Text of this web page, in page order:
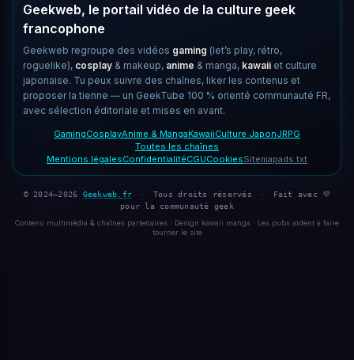
Geekweb, le portail vidéo de la culture geek
francophone
Geekweb regroupe des vidéos gaming (let’s play, rétro,
roguelike), cosplay & makeup, anime & manga, kawaii et culture
japonaise. Tu peux suivre des chaînes, liker les contenus et
proposer la tienne — un GeekTube 100 % orienté communauté FR,
avec sélection éditoriale et mises en avant.
GamingCosplayAnime & MangaKawaiiCulture JaponJRPG
Toutes les chaînes
Mentions légalesConfidentialitéCGUCookiesSitemapads.txt
© 2024–2026 Geekweb.fr · Tous droits réservés ·
Fait avec 💜
pour la communauté geek
Contenu multimédia & chaînes partenaires · Design kawaii manga · Les pubs aident à faire
tourner le site